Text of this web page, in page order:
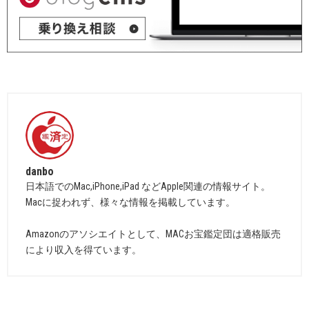
danbo
日本語でのMac,iPhone,iPad などApple関連の情報サイト。
Macに捉われず、様々な情報を掲載しています。
Amazonのアソシエイトとして、MACお宝鑑定団は適格販売
により収入を得ています。